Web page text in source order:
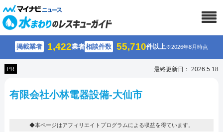
掲載業者 1,422業者相談件数 55,710件以上※2026年8月時点
PR 最終更新日： 2026.5.18
有限会社小林電器設備-大仙市
◆本ページはアフィリエイトプログラムによる収益を得ています。